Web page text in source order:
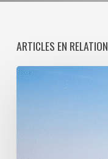
ARTICLES EN RELATION
Paris
La
consultation